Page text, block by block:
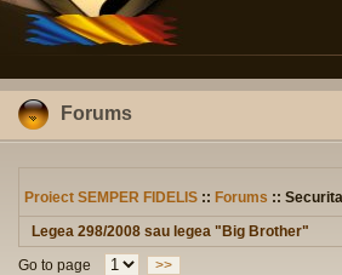
Forums
Proiect SEMPER FIDELIS :: Forums ::
Legea 298/2008 sau legea "Big Brother"
Go to page
>>